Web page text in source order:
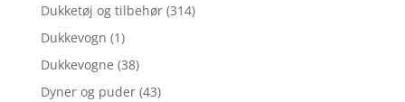
Dukketøj og tilbehør (314)
Dukkevogn (1)
Dukkevogne (38)
Dyner og puder (43)